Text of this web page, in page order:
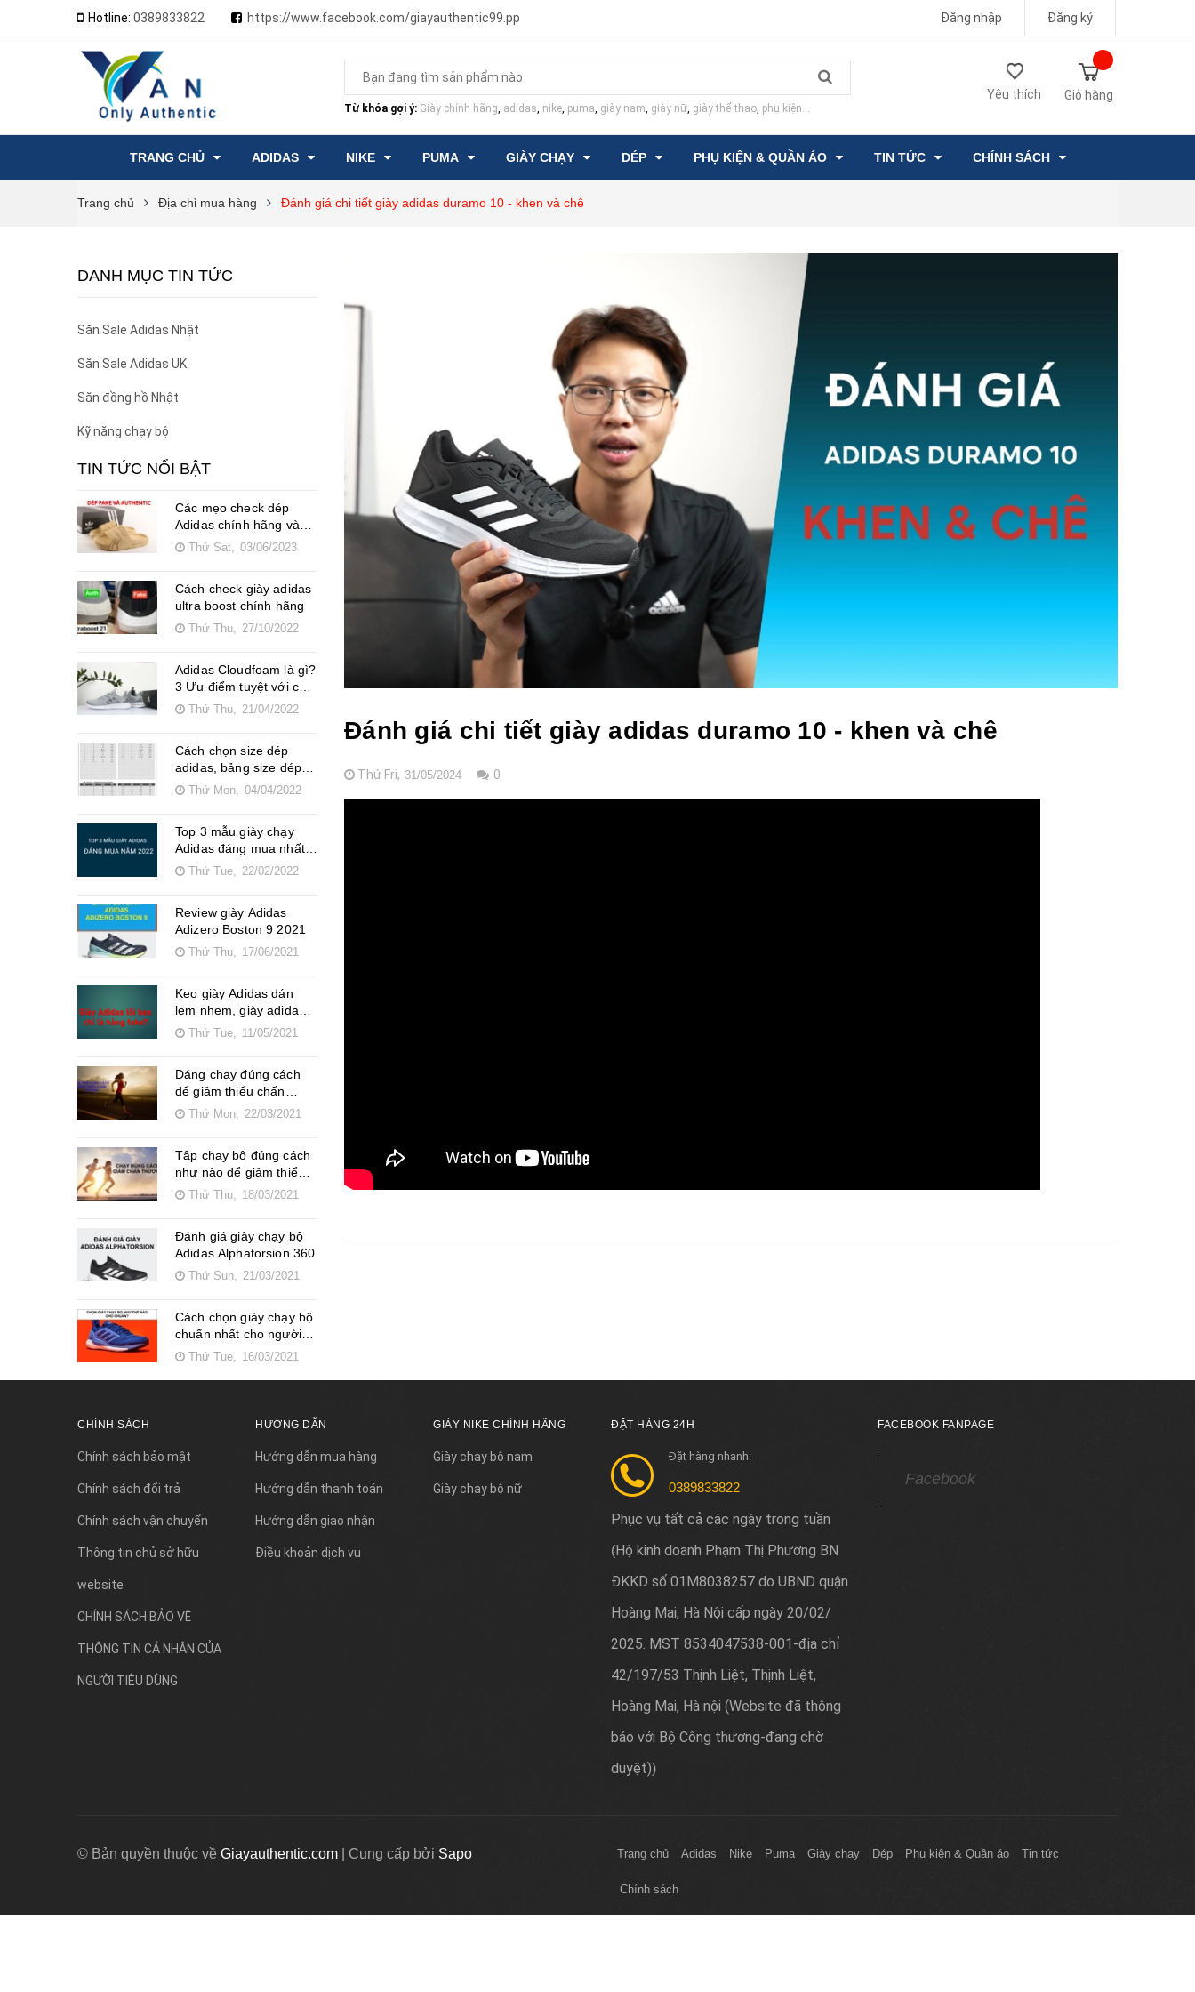
Hotline: 0389833822 https://www.facebook.com/giayauthentic99.pp Đăng nhập Đăng ký
Từ khóa gợi ý: Giày chính hãng, adidas, nike, puma, giày nam, giày nữ, giày thể thao, phụ kiện...
Yêu thích Giỏ hàng
TRANG CHỦ ADIDAS NIKE PUMA GIÀY CHẠY DÉP PHỤ KIỆN & QUẦN ÁO TIN TỨC CHÍNH SÁCH
Trang chủ Địa chỉ mua hàng Đánh giá chi tiết giày adidas duramo 10 - khen và chê
Đánh giá chi tiết giày adidas duramo 10 - khen và chê
Thứ Fri, 31/05/2024 0
DANH MỤC TIN TỨC
Săn Sale Adidas Nhật
Săn Sale Adidas UK
Săn đồng hồ Nhật
Kỹ năng chạy bộ
TIN TỨC NỔI BẬT
Các mẹo check dép
Adidas chính hãng và
FakeThứ Sat, 03/06/2023
Cách check giày adidas
ultra boost chính hãng
Thứ Thu, 27/10/2022
Adidas Cloudfoam là gì?
3 Ưu điểm tuyệt với của
giày Adidas Cloudfoam
Thứ Thu, 21/04/2022
Cách chọn size dép
adidas, bảng size dép
Adidas chính hãng
Thứ Mon, 04/04/2022
Top 3 mẫu giày chạy
Adidas đáng mua nhất
2021 2022
Thứ Tue, 22/02/2022
Review giày Adidas
Adizero Boston 9 2021
Thứ Thu, 17/06/2021
Keo giày Adidas dán
lem nhem, giày adidas
lỗi keo, lỗi da?
Thứ Tue, 11/05/2021
Dáng chạy đúng cách
để giảm thiểu chấn
thương khi chạy bộ
Thứ Mon, 22/03/2021
Tập chạy bộ đúng cách
như nào để giảm thiểu
chấn thương cho bạn?
Thứ Thu, 18/03/2021
Đánh giá giày chạy bộ
Adidas Alphatorsion 360
Thứ Sun, 21/03/2021
Cách chọn giày chạy bộ
chuẩn nhất cho người
mới tập
Thứ Tue, 16/03/2021
CHÍNH SÁCH
Chính sách bảo mật
Chính sách đổi trả
Chính sách vận chuyển
Thông tin chủ sở hữu
website
CHÍNH SÁCH BẢO VỆ
THÔNG TIN CÁ NHÂN CỦA
NGƯỜI TIÊU DÙNG
HƯỚNG DẪN
Hướng dẫn mua hàng
Hướng dẫn thanh toán
Hướng dẫn giao nhận
Điều khoản dịch vụ
GIÀY NIKE CHÍNH HÃNG
Giày chạy bộ nam
Giày chạy bộ nữ
ĐẶT HÀNG 24H
Đặt hàng nhanh:
0389833822
Phục vụ tất cả các ngày trong tuần
(Hộ kinh doanh Phạm Thị Phương BN
ĐKKD số 01M8038257 do UBND quận
Hoàng Mai, Hà Nội cấp ngày 20/02/
2025. MST 8534047538-001-địa chỉ
42/197/53 Thịnh Liệt, Thịnh Liệt,
Hoàng Mai, Hà nội (Website đã thông
báo với Bộ Công thương-đang chờ
duyệt))
FACEBOOK FANPAGE
Facebook
© Bản quyền thuộc về Giayauthentic.com Cung cấp bởi Sapo Trang chủ Adidas Nike Puma Giày chạy Dép Phụ kiện & Quần áo Tin tức
Chính sách